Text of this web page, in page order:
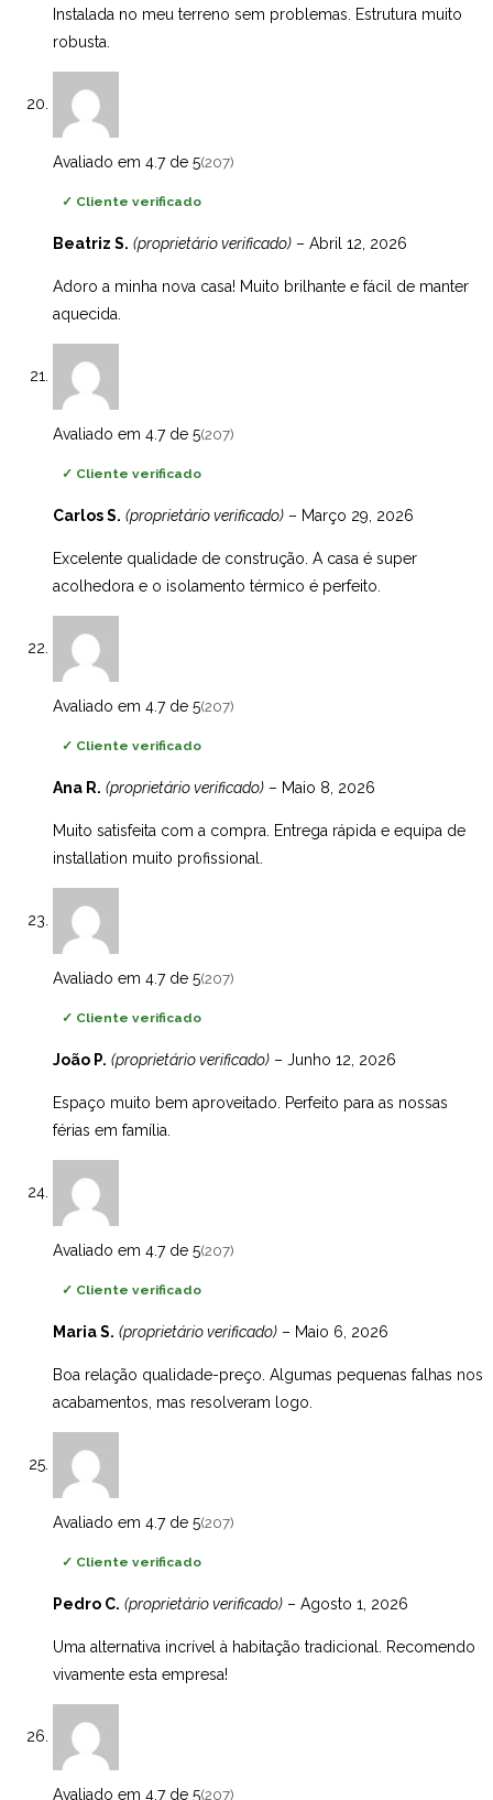
Instalada no meu terreno sem problemas. Estrutura muito
robusta.
Avaliado em 4.7 de 5(207)
✓ Cliente verificado
Beatriz S. (proprietário verificado) – Abril 12, 2026
Adoro a minha nova casa! Muito brilhante e fácil de manter
aquecida.
Avaliado em 4.7 de 5(207)
✓ Cliente verificado
Carlos S. (proprietário verificado) – Março 29, 2026
Excelente qualidade de construção. A casa é super
acolhedora e o isolamento térmico é perfeito.
Avaliado em 4.7 de 5(207)
✓ Cliente verificado
Ana R. (proprietário verificado) – Maio 8, 2026
Muito satisfeita com a compra. Entrega rápida e equipa de
installation muito profissional.
Avaliado em 4.7 de 5(207)
✓ Cliente verificado
João P. (proprietário verificado) – Junho 12, 2026
Espaço muito bem aproveitado. Perfeito para as nossas
férias em família.
Avaliado em 4.7 de 5(207)
✓ Cliente verificado
Maria S. (proprietário verificado) – Maio 6, 2026
Boa relação qualidade-preço. Algumas pequenas falhas nos
acabamentos, mas resolveram logo.
Avaliado em 4.7 de 5(207)
✓ Cliente verificado
Pedro C. (proprietário verificado) – Agosto 1, 2026
Uma alternativa incrível à habitação tradicional. Recomendo
vivamente esta empresa!
Avaliado em 4.7 de 5(207)